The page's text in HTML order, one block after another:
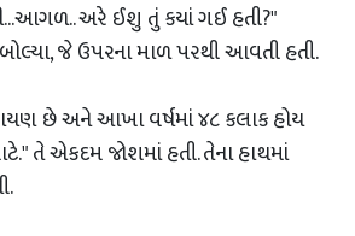
અરે ઈશુ તું કયાં ગઈ હતી?"
જે ઉપરના માળ પરથી આવતી હતી.
છે અને આખા વર્ષમાં ૪૮ કલાક હોય
તે એકદમ જોશમાં હતી. તેના હાથમાં